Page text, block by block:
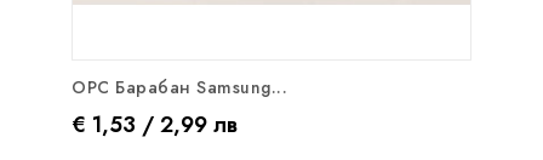
OPC Барабан Samsung...
Цена
€ 1,53 / 2,99 лвРедовна цена